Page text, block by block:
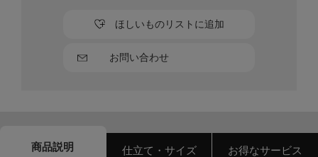
お問い合わせ
ほしいものリストに追加
商品説明 仕立て・サイズ お得なサービス